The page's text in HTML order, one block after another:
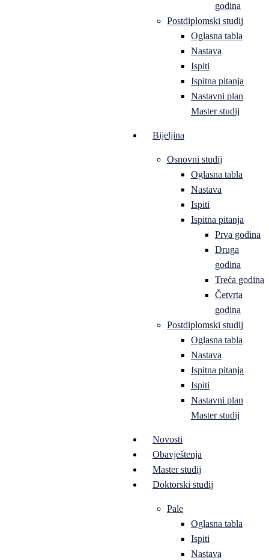
godina
Postdiplomski studij
Oglasna tabla
Nastava
Ispiti
Ispitna pitanja
Nastavni plan
Master studij
Bijeljina
Osnovni studij
Oglasna tabla
Nastava
Ispiti
Ispitna pitanja
Prva godina
Druga
godina
Treća godina
Četvrta
godina
Postdiplomski studij
Oglasna tabla
Nastava
Ispitna pitanja
Ispiti
Nastavni plan
Master studij
Novosti
Obavještenja
Master studij
Doktorski studij
Pale
Oglasna tabla
Ispiti
Nastava